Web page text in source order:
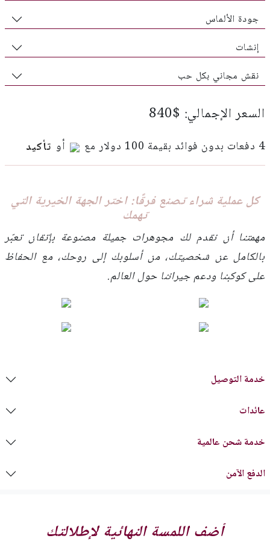
جودة الألماس
إنشات
نقش مجاني بكل حب
السعر الإجمالي: $840
4 دفعات بدون فوائد بقيمة 100 دولار مع أو تأكيد
كل عملية شراء تصنع فرقًا: اختر الجهة الخيرية التي
تهمك
مهمتنا أن نقدم لك مجوهرات جميلة مصنوعة بإتقان تعبّر
بالكامل عن شخصيتك، من أسلوبك إلى روحك، مع الحفاظ
على كوكبنا ودعم جيراننا حول العالم.
خدمة التوصيل
عائدات
خدمة شحن عالمية
الدفع الآمن
أضف اللمسة النهائية لإطلالتك